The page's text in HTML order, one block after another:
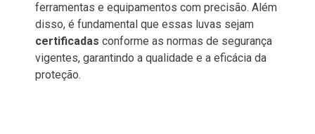
ferramentas e equipamentos com precisão. Além
disso, é fundamental que essas luvas sejam
certificadas conforme as normas de segurança
vigentes, garantindo a qualidade e a eficácia da
proteção.